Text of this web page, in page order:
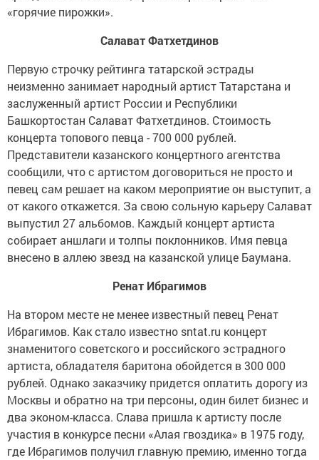
«горячие пирожки».
Салават Фатхетдинов
Первую строчку рейтинга татарской эстрады
неизменно занимает народный артист Татарстана и
заслуженный артист России и Республики
Башкортостан Салават Фатхетдинов. Стоимость
концерта топового певца - 700 000 рублей.
Представители казанского концертного агентства
сообщили, что с артистом договориться не просто и
певец сам решает на каком мероприятие он выступит, а
от какого откажется. За свою сольную карьеру Салават
выпустил 27 альбомов. Каждый концерт артиста
собирает аншлаги и толпы поклонников. Имя певца
внесено в аллею звезд на казанской улице Баумана.
Ренат Ибрагимов
На втором месте не менее известный певец Ренат
Ибрагимов. Как стало известно sntat.ru концерт
знаменитого советского и российского эстрадного
артиста, обладателя баритона обойдется в 300 000
рублей. Однако заказчику придется оплатить дорогу из
Москвы и обратно на три персоны, один билет бизнес и
два эконом-класса. Слава пришла к артисту после
участия в конкурсе песни «Алая гвоздика» в 1975 году,
где Ибрагимов получил главную премию, именно тогда